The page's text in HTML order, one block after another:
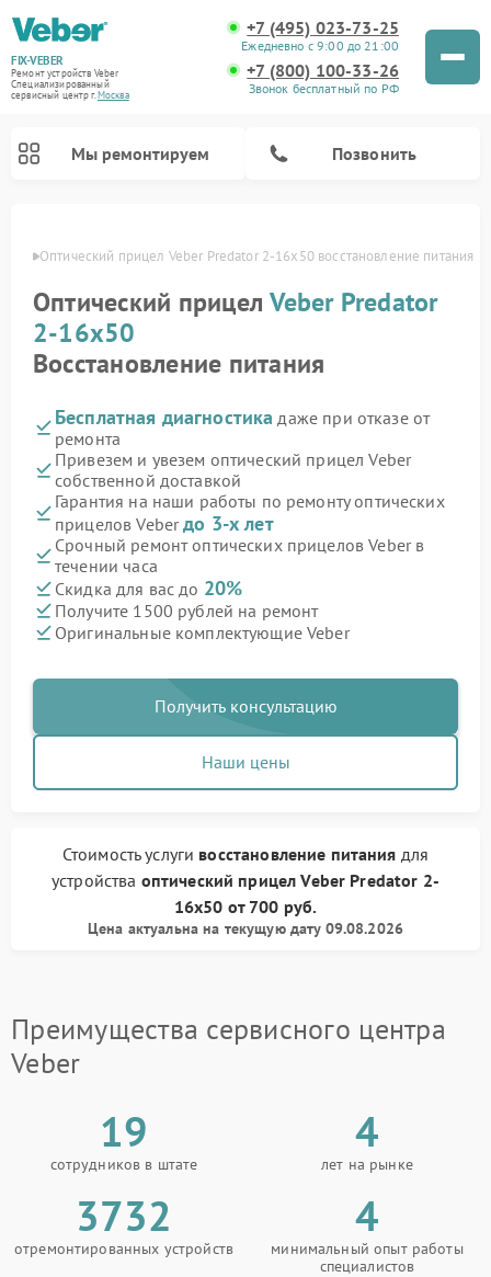
FIX-VEBER
Ремонт устройств Veber
Специализированный
cервисный центр г.Москва
+7 (495) 023-73-25
Ежедневно с 9:00 до 21:00
+7 (800) 100-33-26
Звонок бесплатный по РФ
Мы ремонтируем Позвонить
Оптический прицел Veber Predator 2-16x50 восстановление питания
Оптический прицелVeber Predator
2-16x50
Восстановление питания
Бесплатная диагностика даже при отказе от
ремонта
Привезем и увезем оптический прицел Veber
собственной доставкой
Гарантия на наши работы по ремонту оптических
прицелов Veberдо 3-х лет
Срочный ремонт оптических прицелов Veber в
течении часа
Скидка для вас до 20%
Получите 1500 рублей на ремонт
Оригинальные комплектующие Veber
Получить консультацию
Наши цены
Стоимость услуги восстановление питания для
устройства оптический прицел Veber Predator 2-
16x50 от 700 руб.
Цена актуальна на текущую дату 09.08.2026
Преимущества сервисного центра
Veber
19
сотрудников в штате
4
лет на рынке
3732
отремонтированных устройств
4
минимальный опыт работы
специалистов